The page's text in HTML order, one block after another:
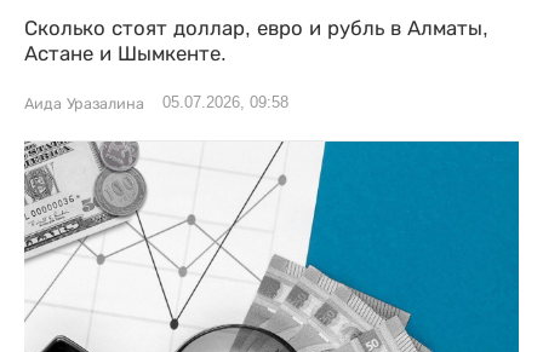
Сколько стоят доллар, евро и рубль в Алматы,
Астане и Шымкенте.
Аида Уразалина 05.07.2026, 09:58